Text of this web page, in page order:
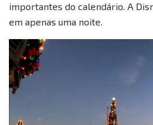
importantes do calendário. A
em apenas uma noite.